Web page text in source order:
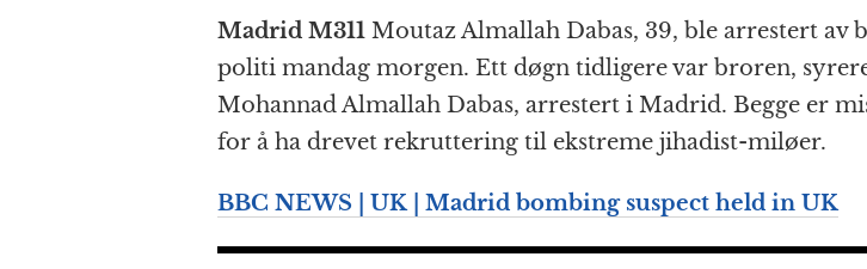
c
e
b
o
o
k
ss
e
n
g
e
r
at
s
A
p
p
a
p
c
h
at
e
g
r
a
m
n
t
ai
l
Madrid M311 Moutaz Almallah Dabas, 39, ble arrestert av
politi mandag morgen. Ett døgn tidligere var broren,
Mohannad Almallah Dabas, arrestert i Madrid. Begge er
for å ha drevet rekruttering til ekstreme jihadist-miløer.
BBC NEWS | UK | Madrid bombing suspect held in UK